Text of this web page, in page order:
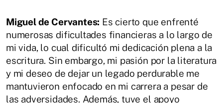
Miguel de Cervantes: Es cierto que enfrenté
numerosas dificultades financieras a lo largo de
mi vida, lo cual dificultó mi dedicación plena a la
escritura. Sin embargo, mi pasión por la literatura
y mi deseo de dejar un legado perdurable me
mantuvieron enfocado en mi carrera a pesar de
las adversidades. Además, tuve el apoyo